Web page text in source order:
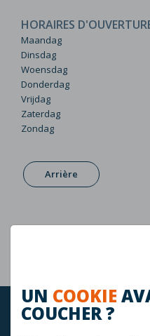
UN COOKIE
COUCHER ?
HORAIRES
Maandag
Dinsdag
Woensdag
Donderdag
Vrijdag
Zaterdag
Zondag
Arrière
RESTEZ À JOUR!